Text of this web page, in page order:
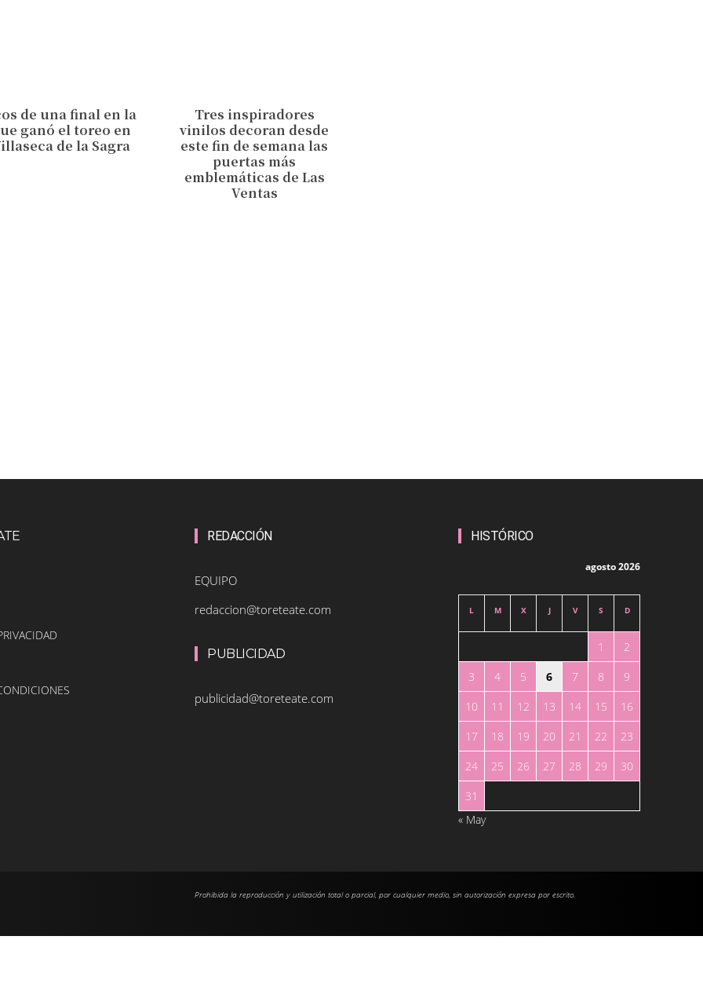
de una final en la
ganó el toreo en
de la Sagra
Tres inspiradores
vinilos decoran desde
este fin de semana las
puertas más
emblemáticas de Las
Ventas
REDACCIÓN
EQUIPO
redaccion@toreteate.com
PUBLICIDAD
publicidad@toreteate.com
HISTÓRICO
agosto 2026
L M X J V S D
1
2
3
4 5 6 7 8
9
10
11 12 13 14 15
16
17
18 19 20 21 22
23
24
25 26 27 28 29
30
31
« May
Prohibida la reproducción y utilización total o parcial, por cualquier medio, sin autorización expresa por escrito.